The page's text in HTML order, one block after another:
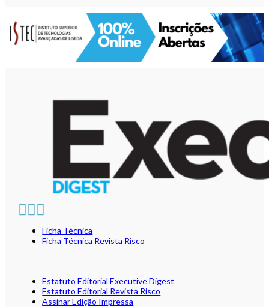
Ficha Técnica
Ficha Técnica Revista Risco
Estatuto Editorial Executive Digest
Estatuto Editorial Revista Risco
Assinar Edição Impressa